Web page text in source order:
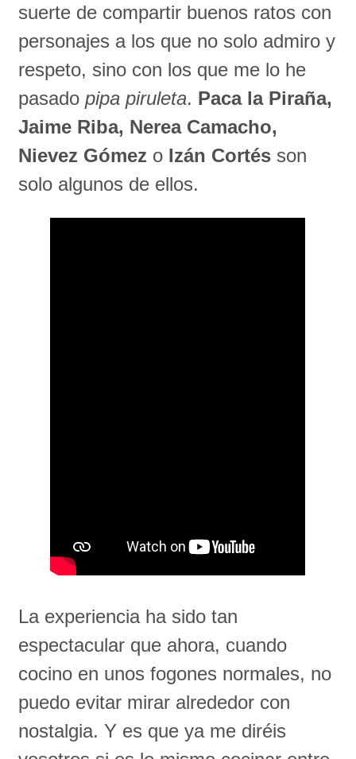
suerte de compartir buenos ratos con
personajes a los que no solo admiro y
respeto, sino con los que me lo he
pasadopipa piruleta. Paca la Piraña,
Jaime Riba, Nerea Camacho,
Nievez Gómez o Izán Cortés son
solo algunos de ellos.
La experiencia ha sido tan
espectacular que ahora, cuando
cocino en unos fogones normales, no
puedo evitar mirar alrededor con
nostalgia. Y es que ya me diréis